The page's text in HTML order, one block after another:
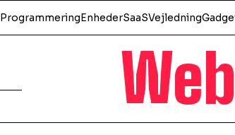
ProgrammeringEnhederSaaSVejledning